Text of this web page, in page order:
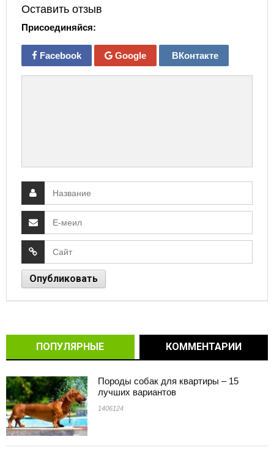
Оставить отзыв
Присоединяйся:
Facebook Google ВКонтакте
ПОПУЛЯРНЫЕ КОММЕНТАРИИ
Породы собак для квартиры – 15
лучших вариантов
1406124